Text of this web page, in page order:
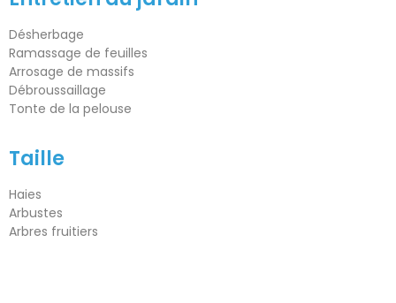
Désherbage
Ramassage de feuilles
Arrosage de massifs
Débroussaillage
Tonte de la pelouse
Taille
Haies
Arbustes
Arbres fruitiers